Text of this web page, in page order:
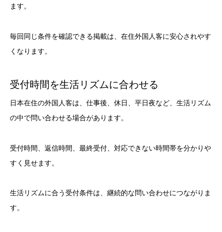
ます。
毎回同じ条件を確認できる掲載は、在住外国人客に安心されやす
くなります。
受付時間を生活リズムに合わせる
日本在住の外国人客は、仕事後、休日、平日夜など、生活リズム
の中で問い合わせる場合があります。
受付時間、返信時間、最終受付、対応できない時間帯を分かりや
すく見せます。
生活リズムに合う受付条件は、継続的な問い合わせにつながりま
す。